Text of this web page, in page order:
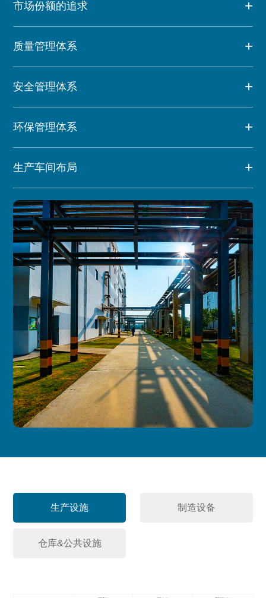
市场份额的追求
质量管理体系
安全管理体系
环保管理体系
生产车间布局
生产设施 制造设备
仓库&公共设施